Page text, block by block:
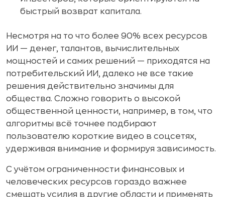
быстрый возврат капитала.
Несмотря на то что более 90% всех ресурсов
ИИ — денег, талантов, вычислительных
мощностей и самих решений — приходятся на
потребительский ИИ, далеко не все такие
решения действительно значимы для
общества. Сложно говорить о высокой
общественной ценности, например, в том, что
алгоритмы всё точнее подбирают
пользователю короткие видео в соцсетях,
удерживая внимание и формируя зависимость.
С учётом ограниченности финансовых и
человеческих ресурсов гораздо важнее
смещать усилия в другие области и применять